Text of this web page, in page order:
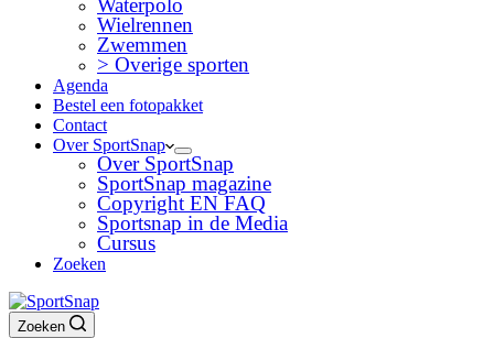
Waterpolo
Wielrennen
Zwemmen
> Overige sporten
Agenda
Bestel een fotopakket
Contact
Over SportSnap
Over SportSnap
SportSnap magazine
Copyright EN FAQ
Sportsnap in de Media
Cursus
Zoeken
Zoeken